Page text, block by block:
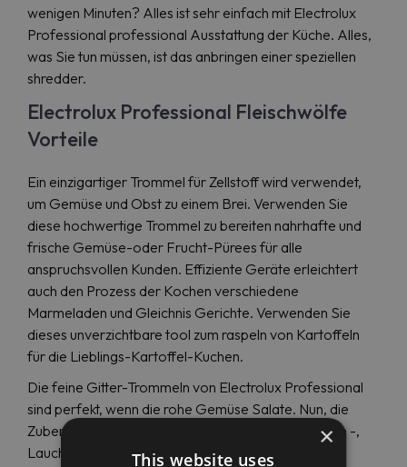
wenigen Minuten? Alles ist sehr einfach mit Electrolux
Professional professional Ausstattung der Küche. Alles,
was Sie tun müssen, ist das anbringen einer speziellen
shredder.
Electrolux Professional Fleischwölfe
Vorteile
Ein einzigartiger Trommel für Zellstoff wird verwendet,
um Gemüse und Obst zu einem Brei. Verwenden Sie
diese hochwertige Trommel zu bereiten nahrhafte und
frische Gemüse-oder Frucht-Pürees für alle
anspruchsvollen Kunden. Effiziente Geräte erleichtert
auch den Prozess der Kochen verschiedene
Marmeladen und Gleichnis Gerichte. Verwenden Sie
dieses unverzichtbare tool zum raspeln von Kartoffeln
für die Lieblings-Kartoffel-Kuchen.
Die feine Gitter-Trommeln von Electrolux Professional
sind perfekt, wenn die rohe Gemüse Salate. Nun, die
Zubereitung von Meerrettich, rote Beete -, Karotten -,
Lauch -, Apfel-und andere Salate weniger Zeit in
×
This website uses